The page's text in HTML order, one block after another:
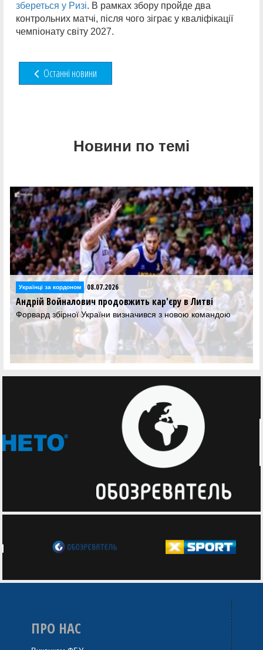
збереться у Ризі. В рамках збору пройде два
контрольних матчі, після чого зіграє у кваліфікації
чемпіонату світу 2027.
Останні новини
Новини по темі
Українці за кордоном 08.07.2026
Андрій Войналович продовжить кар'єру в Литві
Форвард збірної України визначився з новою командою
ПРО НАС